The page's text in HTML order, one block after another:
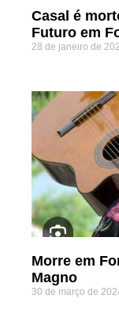
Casal é
Futuro em
28 de janeiro de
Morre em
Magno
30 de março de